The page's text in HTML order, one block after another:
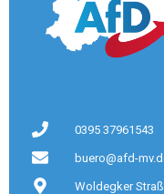
0395 37961543
buero@afd-
Woldegker